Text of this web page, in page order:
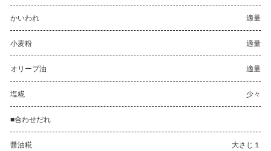
かいわれ 適量
小麦粉 適量
オリーブ油 適量
塩糀 少々
■合わせだれ
醤油糀 大さじ１